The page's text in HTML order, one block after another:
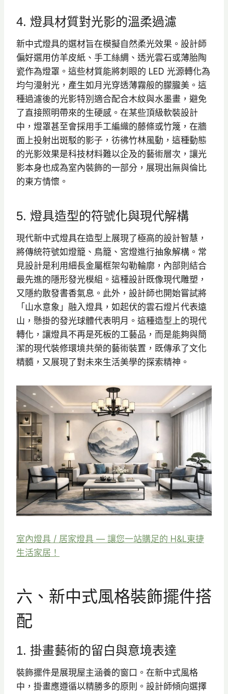
4. 燈具材質對光影的溫柔過濾
新中式燈具的選材旨在模擬自然柔光效果。設計師
偏好選用仿羊皮紙、手工絲綢、透光雲石或薄胎陶
瓷作為燈罩。這些材質能將刺眼的 LED 光源轉化為
均勻漫射光，產生如月光穿透薄霧般的朦朧美。這
種過濾後的光影特別適合配合木紋與水墨畫，避免
了直接照明帶來的生硬感。在某些頂級軟裝設計
中，燈罩甚至會採用手工編織的藤條或竹篾，在牆
面上投射出斑駁的影子，彷彿竹林風動，這種動態
的光影效果是科技材料難以企及的藝術層次，讓光
影本身也成為室內裝飾的一部分，展現出無與倫比
的東方情懷。
5. 燈具造型的符號化與現代解構
現代新中式燈具在造型上展現了極高的設計智慧，
將傳統符號如燈籠、鳥籠、宮燈進行抽象解構。常
見設計是利用細長金屬框架勾勒輪廓，內部則結合
最先進的隱形發光模組。這種設計既像現代雕塑，
又隱約散發書香氣息。此外，設計師也開始嘗試將
「山水意象」融入燈具，如起伏的雲石燈片代表遠
山，懸掛的發光球體代表明月。這種造型上的現代
轉化，讓燈具不再是死板的工藝品，而是能夠與簡
潔的現代裝修環境共榮的藝術裝置，既傳承了文化
精髓，又展現了對未來生活美學的探索精神。
室內燈具 / 居家燈具 — 讓您一站購足的 H&L東捷
生活家居！
六、新中式風格裝飾擺件搭
配
1. 掛畫藝術的留白與意境表達
裝飾擺件是展現屋主涵養的窗口。在新中式風格
中，掛畫應遵循以精勝多的原則。設計師傾向選擇